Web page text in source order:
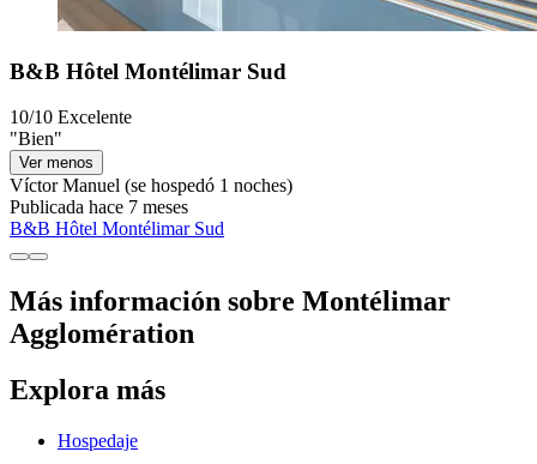
B&B Hôtel Montélimar Sud
10/10 Excelente
"Bien"
Ver menos
Víctor Manuel (se hospedó 1 noches)
Publicada hace 7 meses
B&B Hôtel Montélimar Sud
Más información sobre Montélimar
Agglomération
Explora más
Hospedaje